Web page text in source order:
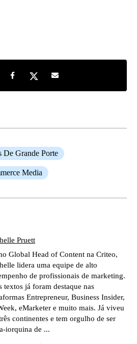
on LinkedIn
Share on Facebook
Share on TwitterShare by e-mail
De Grande Porte
Media
Pruett
Global Head of Content na Criteo,
lidera uma equipe de alto
de profissionais de marketing.
textos já foram destaque nas
Entrepreneur, Business Insider,
eMarketer e muito mais. Já viveu
continentes e tem orgulho de ser
iorquina de ...